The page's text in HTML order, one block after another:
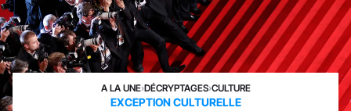
A LA UNE›DÉCRYPTAGES›CULTURE
EXCEPTION CULTURELLE